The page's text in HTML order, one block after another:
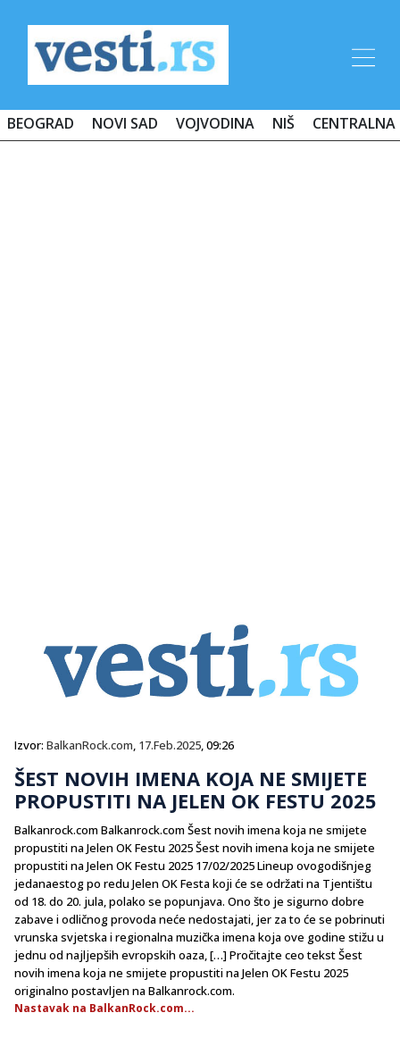
BEOGRAD NOVI SAD VOJVODINA NIŠ CENTRALNA
Izvor: BalkanRock.com, 17.Feb.2025, 09:26
ŠEST NOVIH IMENA KOJA NE SMIJETE
PROPUSTITI NA JELEN OK FESTU 2025
Balkanrock.com Balkanrock.com Šest novih imena koja ne smijete
propustiti na Jelen OK Festu 2025 Šest novih imena koja ne smijete
propustiti na Jelen OK Festu 2025 17/02/2025 Lineup ovogodišnjeg
jedanaestog po redu Jelen OK Festa koji će se održati na Tjentištu
od 18. do 20. jula, polako se popunjava. Ono što je sigurno dobre
zabave i odličnog provoda neće nedostajati, jer za to će se pobrinuti
vrunska svjetska i regionalna muzička imena koja ove godine stižu u
jednu od najljepših evropskih oaza, […] Pročitajte ceo tekst Šest
novih imena koja ne smijete propustiti na Jelen OK Festu 2025
originalno postavljen na Balkanrock.com.
Nastavak na BalkanRock.com...